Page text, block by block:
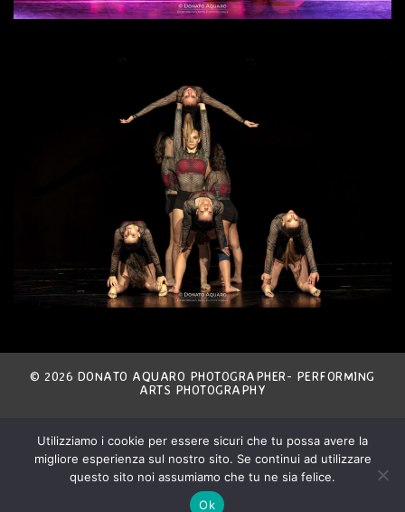
© 2026 DONATO AQUARO PHOTOGRAPHER- PERFORMING
ARTS PHOTOGRAPHY
PROPERTY OF THE AUTHOR AND IS COVERED BY
INTERNATIONAL COPYRIGHT LAWS.
ANY NON AUTHORIZED USE IS STRICTLY FORBIDDEN.
ALL MATERIAL IS COPYRIGHT © DONATO AQUARO.
ALL RIGHTS RESERVED.
DAQUARO@YAHOO.COM- P.IVA 02980140996 -
PRIVACY POLICY
Utilizziamo i cookie per essere sicuri che tu possa avere la
migliore esperienza sul nostro sito. Se continui ad utilizzare
questo sito noi assumiamo che tu ne sia felice.
Ok